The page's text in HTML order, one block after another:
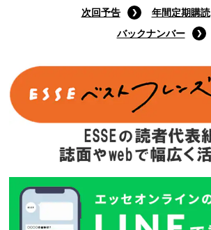
次回予告
年間定期購読
バックナンバー